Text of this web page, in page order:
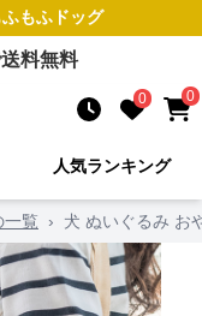
ふもふドッグ
料無料
0 0
人気ランキング
一覧 › 犬 ぬいぐるみ お